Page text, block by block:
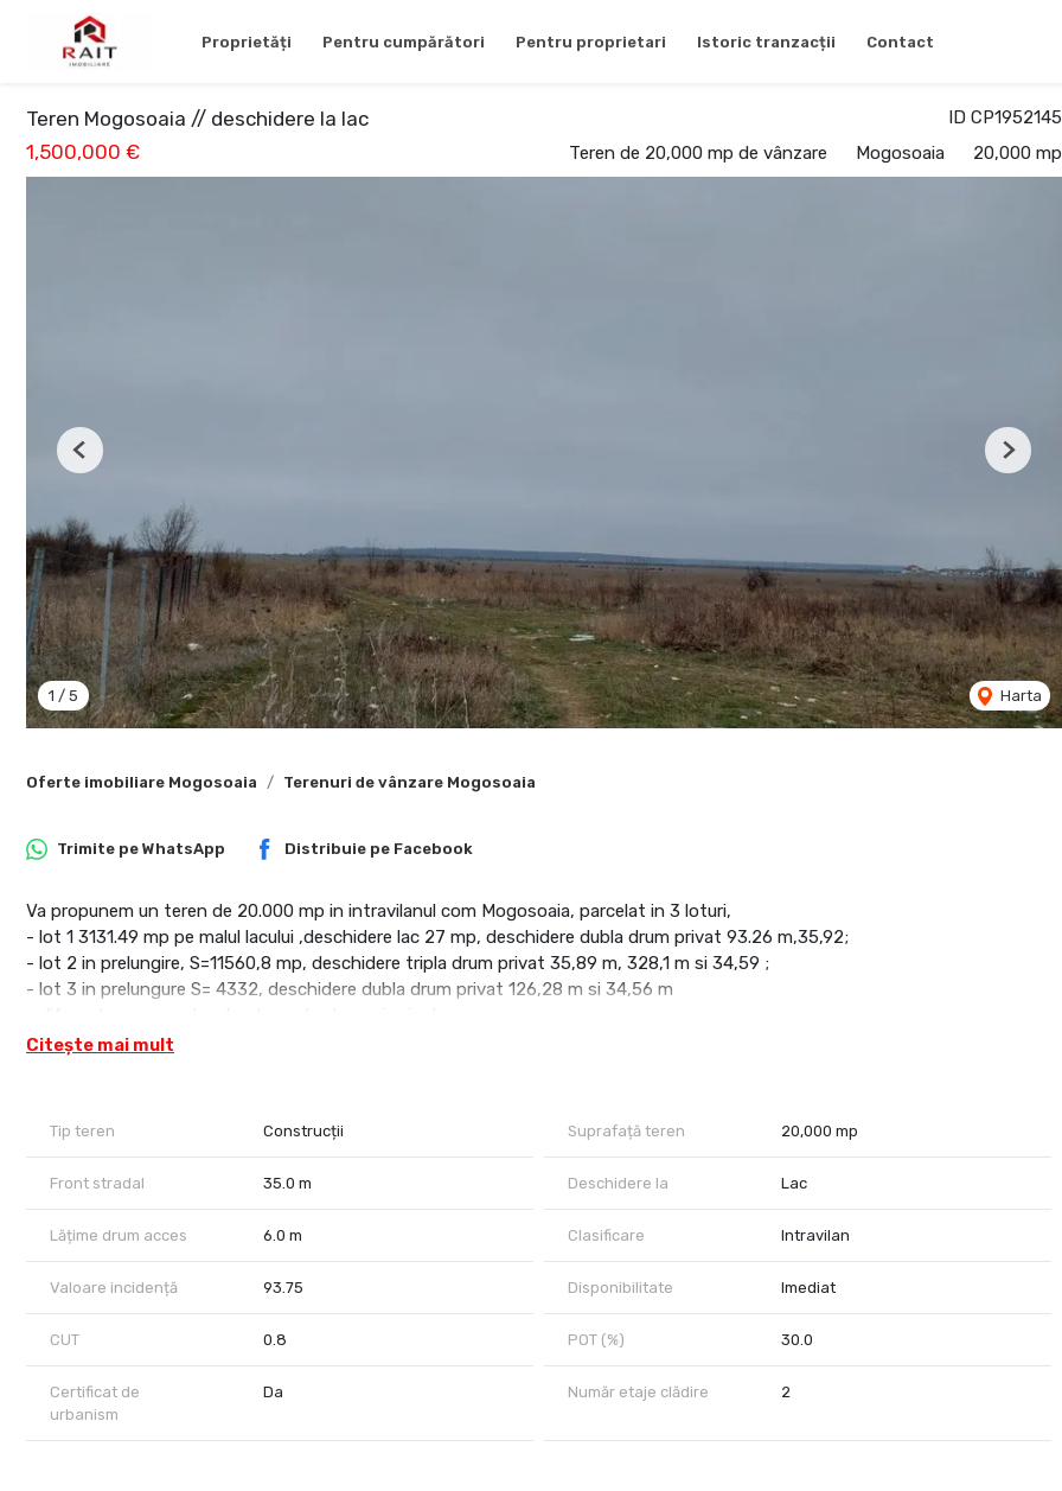
Proprietăți Pentru cumpărători Pentru proprietari Istoric tranzacții Contact
ID CP1952145
Teren Mogosoaia // deschidere la lac
1,500,000 €
Teren de 20,000 mp de vânzare Mogosoaia 20,000 mp
1 / 5 Harta
Previous Next
Oferte imobiliare Mogosoaia Terenuri de vânzare Mogosoaia
Trimite pe WhatsApp Distribuie pe Facebook
Va propunem un teren de 20.000 mp in intravilanul com Mogosoaia, parcelat in 3 loturi,
- lot 1 3131.49 mp pe malul lacului ,deschidere lac 27 mp, deschidere dubla drum privat 93.26 m,35,92;
- lot 2 in prelungire, S=11560,8 mp, deschidere tripla drum privat 35,89 m, 328,1 m si 34,59 ;
- lot 3 in prelungure S= 4332, deschidere dubla drum privat 126,28 m si 34,56 m
- electric pe teren , POT 30%, CUT 0.8, Regom de inlatime P+2E
Citește mai mult
Tip teren Construcții Suprafață teren 20,000 mp
Front stradal 35.0 m Deschidere la Lac
Lățime drum acces 6.0 m Clasificare Intravilan
Valoare incidență 93.75 Disponibilitate Imediat
CUT 0.8 POT (%) 30.0
Certificat de
urbanism
Da Număr etaje clădire 2